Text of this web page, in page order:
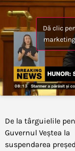
Dă clic
Navigare
în
De la târguielile
Guvernul Veștea la
suspendarea